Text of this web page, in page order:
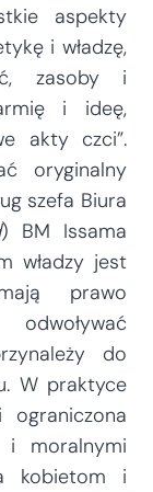
aspekty
i władzę,
zasoby i
i ideę,
akty czci”.
oryginalny
szefa Biura
) BM Issama
władzy jest
prawo
do
W praktyce
i moralnymi
kobietom i